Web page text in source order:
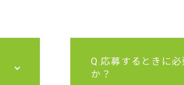
Q.応募するときに
か？